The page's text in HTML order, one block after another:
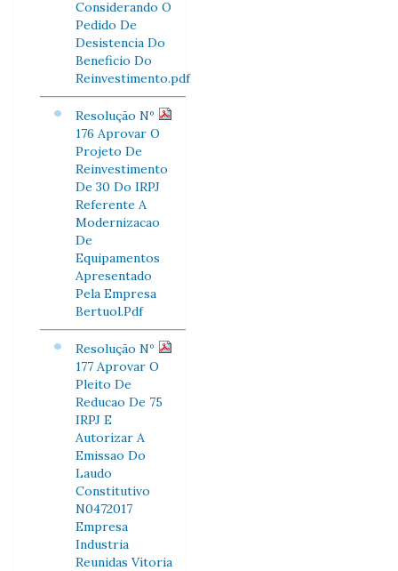
Considerando O
Pedido De
Desistencia Do
Beneficio Do
Reinvestimento.pdf
Resolução Nº
176 Aprovar O
Projeto De
Reinvestimento
De 30 Do IRPJ
Referente A
Modernizacao
De
Equipamentos
Apresentado
Pela Empresa
Bertuol.Pdf
Resolução Nº
177 Aprovar O
Pleito De
Reducao De 75
IRPJ E
Autorizar A
Emissao Do
Laudo
Constitutivo
N0472017
Empresa
Industria
Reunidas Vitoria